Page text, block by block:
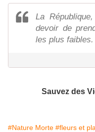
La
devoir de
les plus faibles.
Sauvez des
#Nature Morte #fleurs et